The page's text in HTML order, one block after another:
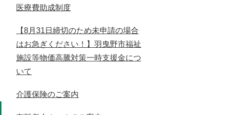
医療費助成制度
【8月31日締切のため未申請の場合
はお急ぎください！】羽曳野市福祉
施設等物価高騰対策一時支援金につ
いて
介護保険のご案内